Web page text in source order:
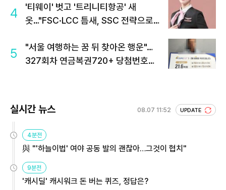
4
'티웨이' 벗고 '트리니티항공' 새
옷…"FSC·LCC 틈새, SSC 전략으로
5
"서울 여행하는 꿈 뒤 찾아온 행운"…
327회차 연금복권720+ 당첨번호조
실시간 뉴스 08.07 11:52 UPDATE
4분전
與 "'하늘이법' 여야 공동 발의 괜찮아…그것이 협치"
9분전
'캐시딜' 캐시워크 돈 버는 퀴즈, 정답은?